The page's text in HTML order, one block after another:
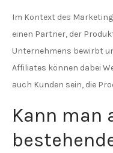
Im Kontext des
einen Partner, der
Unternehmens bewirbt
Affiliates können dabei
auch Kunden sein, die
Kann man